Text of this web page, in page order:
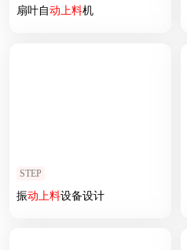
扇叶自动上料机
STEP
振动上料设备设计